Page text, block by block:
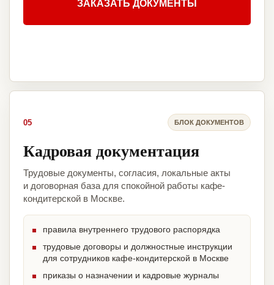
ЗАКАЗАТЬ ДОКУМЕНТЫ
05 БЛОК ДОКУМЕНТОВ
Кадровая документация
Трудовые документы, согласия, локальные акты
и договорная база для спокойной работы кафе-
кондитерской в Москве.
правила внутреннего трудового распорядка
трудовые договоры и должностные инструкции
для сотрудников кафе-кондитерской в Москве
приказы о назначении и кадровые журналы